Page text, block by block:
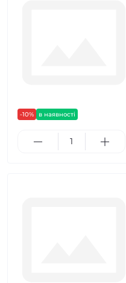
-10% в наявності